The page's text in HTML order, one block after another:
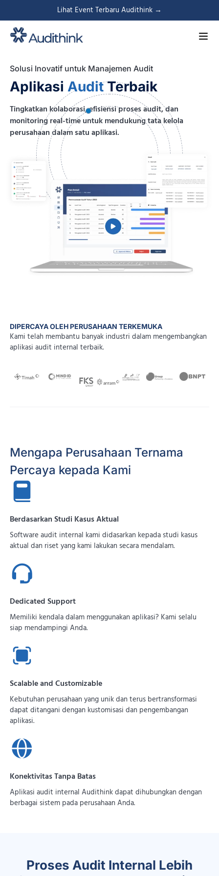
Lihat Event Terbaru Audithink →
Solusi Inovatif untuk Manajemen Audit
Aplikasi Audit Terbaik
Tingkatkan kolaborasi, efisiensi proses audit, dan
monitoring real-time untuk mendukung tata kelola
perusahaan dalam satu aplikasi.
DIPERCAYA OLEH PERUSAHAAN TERKEMUKA
Kami telah membantu banyak industri dalam mengembangkan
aplikasi audit internal terbaik.
Mengapa Perusahaan Ternama
Percaya kepada Kami
Berdasarkan Studi Kasus Aktual
Software audit internal kami didasarkan kepada studi kasus
aktual dan riset yang kami lakukan secara mendalam.
Dedicated Support
Memiliki kendala dalam menggunakan aplikasi? Kami selalu
siap mendampingi Anda.
Scalable and Customizable
Kebutuhan perusahaan yang unik dan terus bertransformasi
dapat ditangani dengan kustomisasi dan pengembangan
aplikasi.
Konektivitas Tanpa Batas
Aplikasi audit internal Audithink dapat dihubungkan dengan
berbagai sistem pada perusahaan Anda.
Proses Audit Internal Lebih